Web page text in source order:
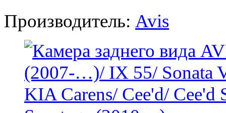
Производитель: Avis